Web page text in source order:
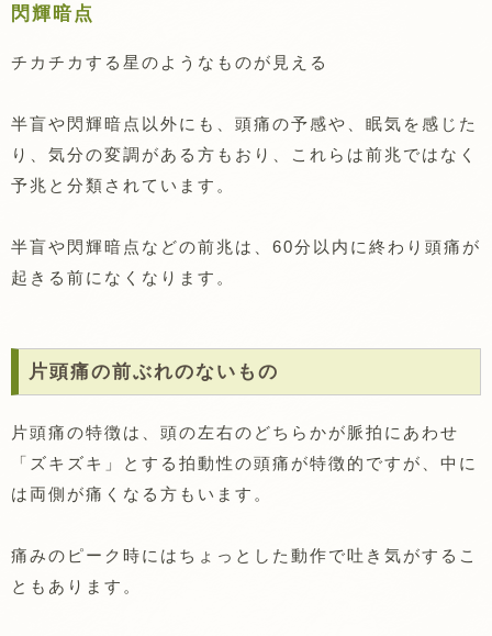
閃輝暗点
チカチカする星のようなものが見える
半盲や閃輝暗点以外にも、頭痛の予感や、眠気を感じた
り、気分の変調がある方もおり、これらは前兆ではなく
予兆と分類されています。
半盲や閃輝暗点などの前兆は、60分以内に終わり頭痛が
起きる前になくなります。
片頭痛の前ぶれのないもの
片頭痛の特徴は、頭の左右のどちらかが脈拍にあわせ
「ズキズキ」とする拍動性の頭痛が特徴的ですが、中に
は両側が痛くなる方もいます。
痛みのピーク時にはちょっとした動作で吐き気がするこ
ともあります。